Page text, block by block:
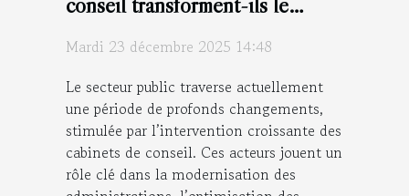
Mardi 23 décembre 2025 14:48
Le secteur public traverse actuellement
une période de profonds changements,
stimulée par l’intervention croissante des
cabinets de conseil. Ces acteurs jouent un
rôle clé dans la modernisation des